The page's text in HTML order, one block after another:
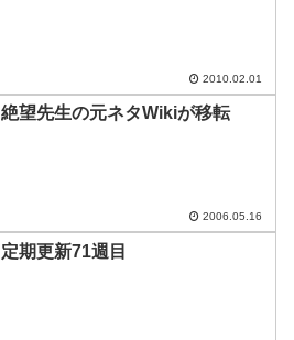
2010.02.01
絶望先生の元ネタWikiが移転
2006.05.16
定期更新71週目